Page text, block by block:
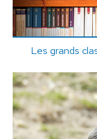
Les grands